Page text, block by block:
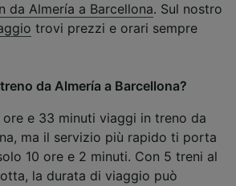
da Almería a Barcellona. Sul nostro
trovi prezzi e orari sempre
da Almería a Barcellona?
ore e 33 minuti viaggi in treno da
ma il servizio più rapido ti porta
10 ore e 2 minuti. Con 5 treni al
la durata di viaggio può